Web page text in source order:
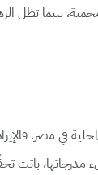
بينما تظل
في مصر.
مدرجاتها،